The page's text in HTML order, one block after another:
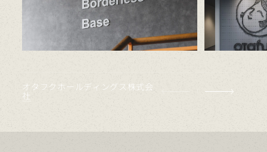
オタフクホールディングス株式会
社